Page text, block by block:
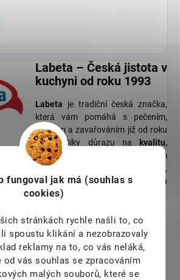
fungoval jak má (souhlas s
cookies)
stránkách rychle našli to, co
spoustu klikání a nezobrazovaly
reklamy na to, co vás neláká,
od vás souhlas se zpracováním
malých souborů, které se
Labeta – Česká jistota v
kuchyni od roku 1993
Labeta je tradiční česká značka,
která vám pomáhá s pečením,
vařením a zavařováním již od roku
1993. Díky důrazu na
kvalitu,
přípravyje Labeta nepostradatelným
domácnosti. Ať už vaříte pro rodinu,
ovoce nebo potřebujete mít „raz dva
šetří čas a zaručuje výborný výsledek
kypřicích prášků po vanilkový cukr
– želírovací cukry, pektiny a další
bezlepkovou dietu